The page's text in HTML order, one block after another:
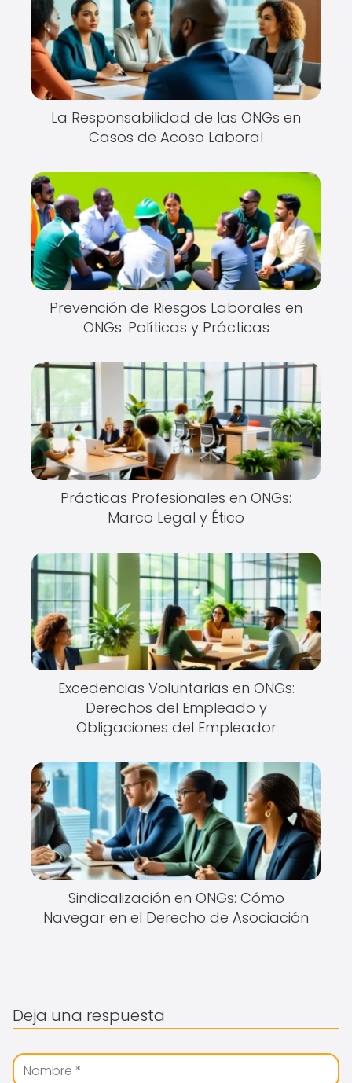
La Responsabilidad de las ONGs en
Casos de Acoso Laboral
Prevención de Riesgos Laborales en
ONGs: Políticas y Prácticas
Prácticas Profesionales en ONGs:
Marco Legal y Ético
Excedencias Voluntarias en ONGs:
Derechos del Empleado y
Obligaciones del Empleador
Sindicalización en ONGs: Cómo
Navegar en el Derecho de Asociación
Deja una respuesta